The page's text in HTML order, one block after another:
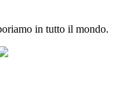
in tutto il mondo.